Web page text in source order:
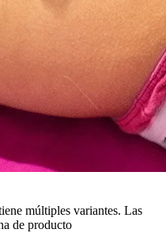
múltiples variantes. Las
de producto